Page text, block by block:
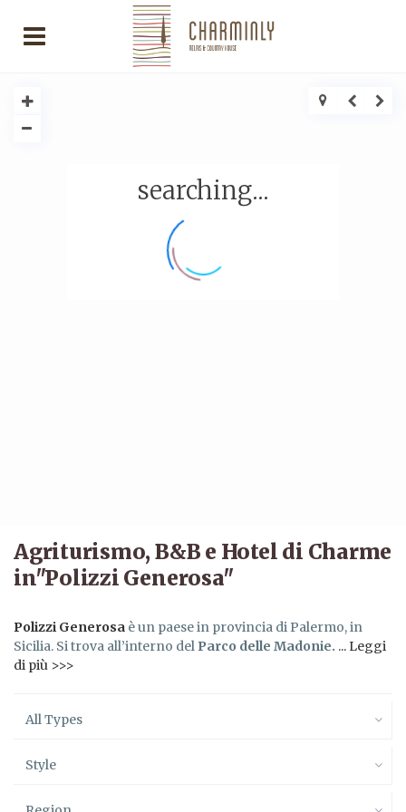
searching...
Agriturismo, B&B e Hotel di Charme
in"Polizzi Generosa"
Polizzi Generosa è un paese in provincia di Palermo, in
Sicilia. Si trova all’interno del Parco delle Madonie. ... Leggi
di più >>>
All Types
Style